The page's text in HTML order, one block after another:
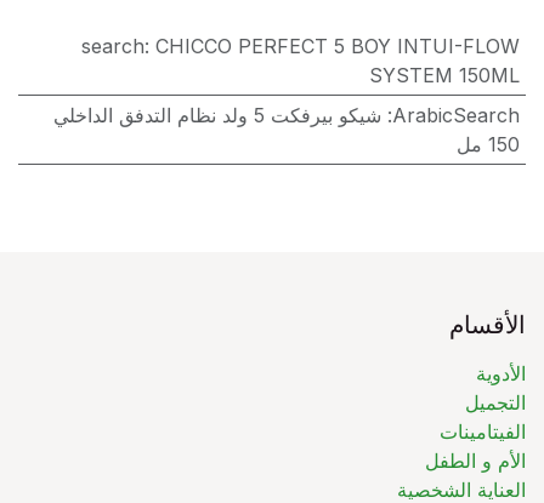
search:CHICCO PERFECT 5 BOY INTUI-FLOW
SYSTEM 150ML
ArabicSearch
:
شيكو بيرفكت 5 ولد نظام التدفق الداخلي
150 مل
الأقسام
الأدوية
التجميل
الفيتامينات
الأم و الطفل
العناية الشخصية